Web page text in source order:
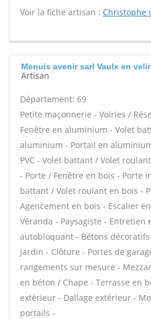
Voir la fiche artisan : Christophe
Menuis avenir sarl Vaulx en
Artisan
Département: 69
Petite maçonnerie - Voiries /
Fenêtre en aluminium - Volet
aluminium - Portail en
PVC - Volet battant / Volet
- Porte / Fenêtre en bois - Porte
battant / Volet roulant en bois -
Agencement en bois - Escalier
Véranda - Paysagiste - Entretien
autobloquant - Bétons
jardin - Clôture - Portes de
rangements sur mesure -
en béton / Chape - Terrasse en
extérieur - Dallage extérieur -
portails -